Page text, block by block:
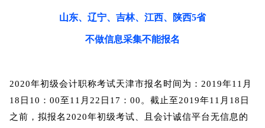
山东、辽宁、吉林、江西、陕西5省
不做信息采集不能报名
2020年初级会计职称考试天津市报名时间为：2019年11月
18日10：00至11月22日17：00。截止至2019年11月18日
之前，拟报名2020年初级考试、且会计诚信平台无信息的